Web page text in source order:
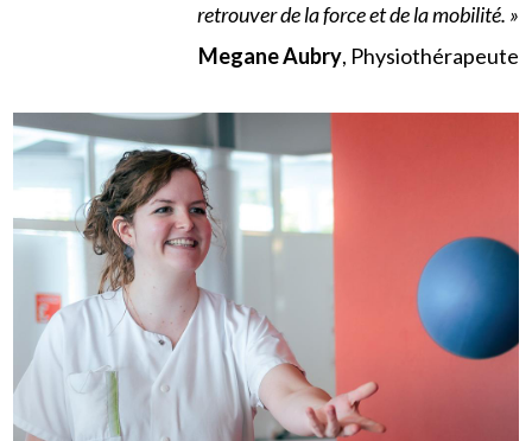
retrouver de la force et de la mobilité. »
Megane Aubry, Physiothérapeute